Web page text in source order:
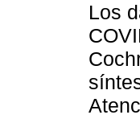
Los